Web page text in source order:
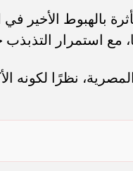
بالهبوط الأخير في
مع استمرار التذبذب
المصرية، نظرًا